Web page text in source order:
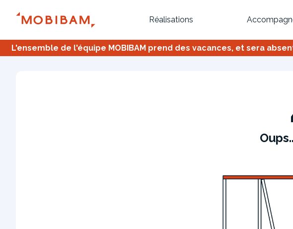
Réalisations
Créez votre
L'ensemble de l'équipe MOBIBAM prend des vacances, et sera